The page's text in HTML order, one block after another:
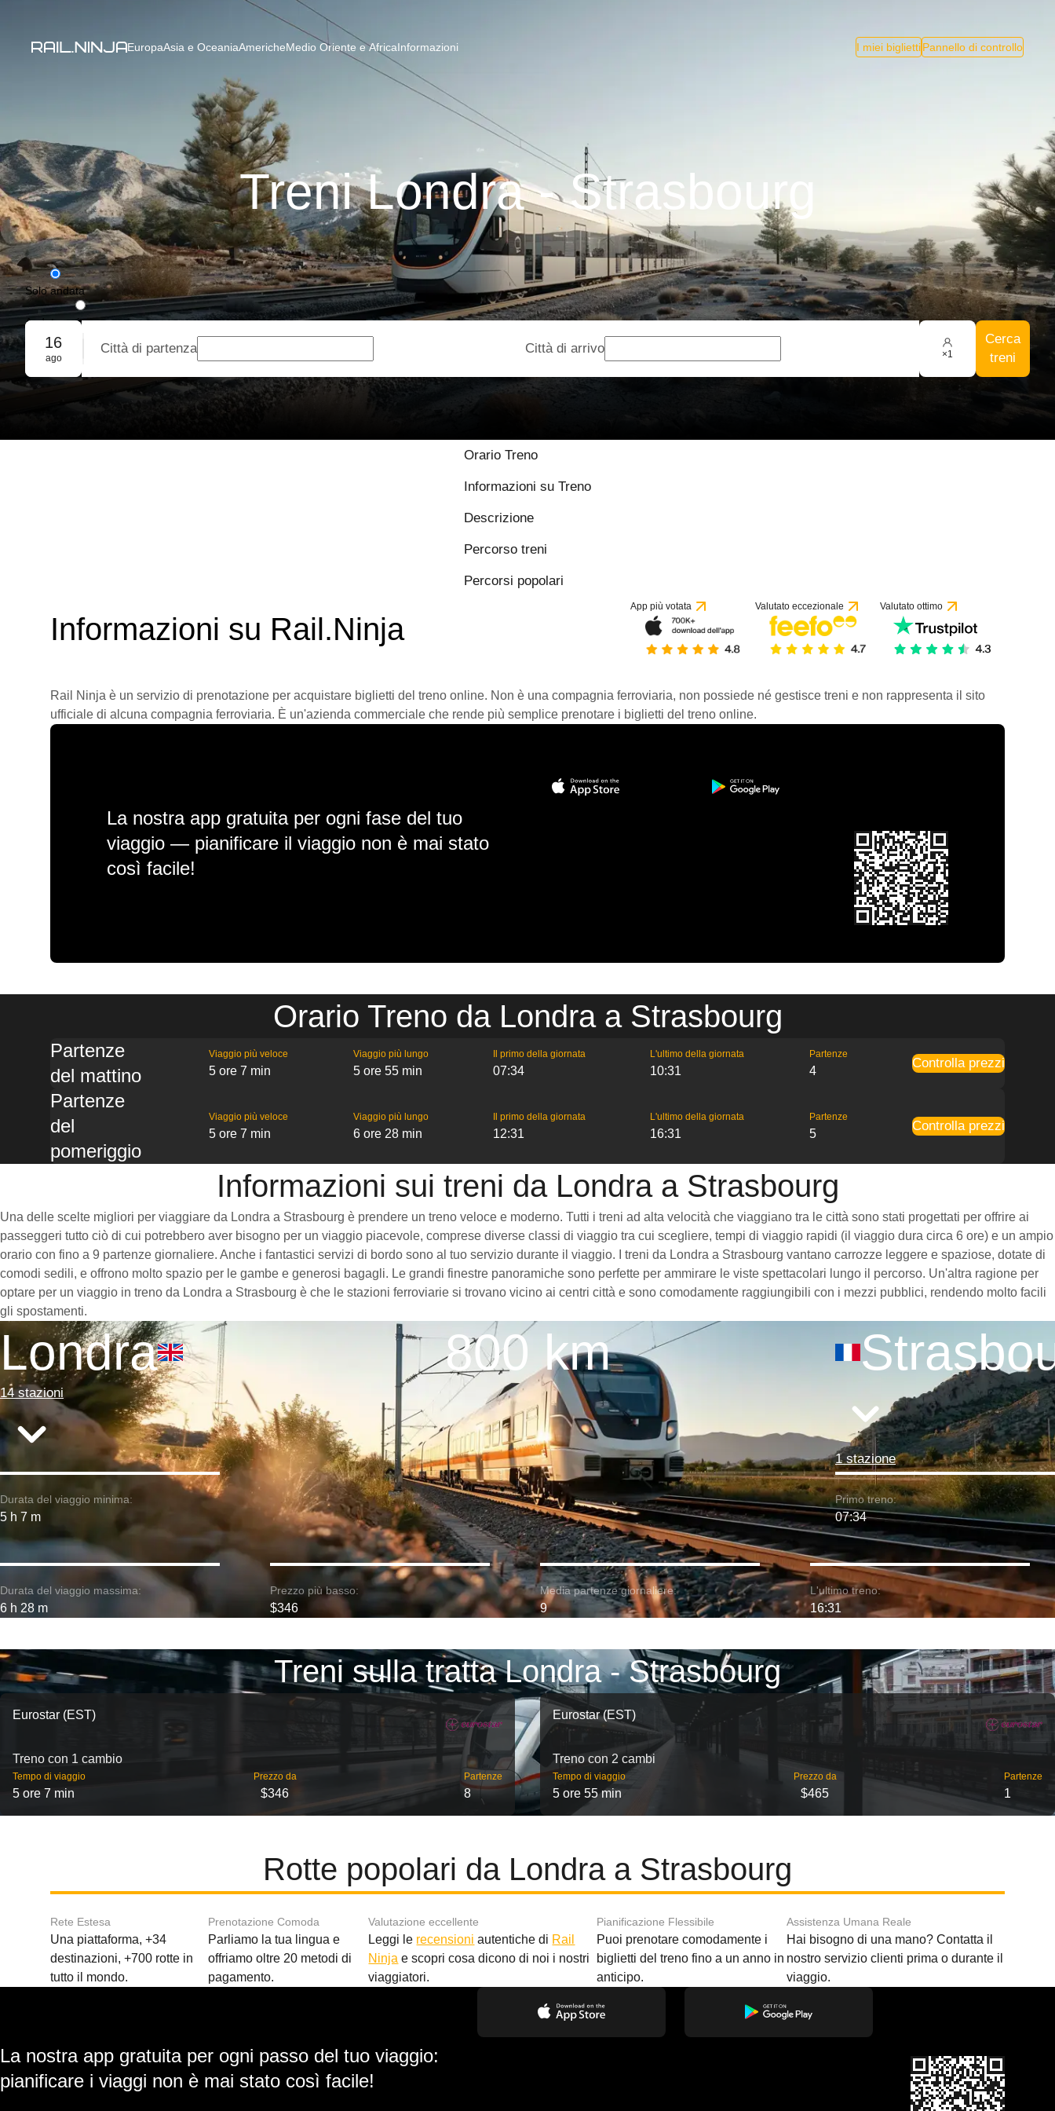
EuropaAsia e OceaniaAmericheMedio Oriente e AfricaInformazioni I miei bigliettiPannello di controllo
Treni Londra - Strasbourg
Solo andata
Andata e ritorno
Prenotazione di gruppo
16
ago
Città di partenza Città di arrivo ×1
Cerca
treni
Orario Treno
Informazioni su Treno
Descrizione
Percorso treni
Percorsi popolari
Informazioni su Rail.Ninja
App più votata Valutato eccezionale Valutato ottimo
Rail Ninja è un servizio di prenotazione per acquistare biglietti del treno online. Non è una compagnia ferroviaria, non possiede né gestisce treni e non rappresenta il sito
ufficiale di alcuna compagnia ferroviaria. È un'azienda commerciale che rende più semplice prenotare i biglietti del treno online.
La nostra app gratuita per ogni fase del tuo
viaggio — pianificare il viaggio non è mai stato
così facile!
Orario Treno da Londra a Strasbourg
Partenze
del mattino
Viaggio più veloce
5 ore 7 min
Viaggio più lungo
5 ore 55 min
Il primo della giornata
07:34
L'ultimo della giornata
10:31
Partenze
4
Controlla prezzi
Partenze
del
pomeriggio
Viaggio più veloce
5 ore 7 min
Viaggio più lungo
6 ore 28 min
Il primo della giornata
12:31
L'ultimo della giornata
16:31
Partenze
5
Controlla prezzi
Informazioni sui treni da Londra a Strasbourg
Una delle scelte migliori per viaggiare da Londra a Strasbourg è prendere un treno veloce e moderno. Tutti i treni ad alta velocità che viaggiano tra le città sono stati progettati per offrire ai
passeggeri tutto ciò di cui potrebbero aver bisogno per un viaggio piacevole, comprese diverse classi di viaggio tra cui scegliere, tempi di viaggio rapidi (il viaggio dura circa 6 ore) e un ampio
orario con fino a 9 partenze giornaliere. Anche i fantastici servizi di bordo sono al tuo servizio durante il viaggio. I treni da Londra a Strasbourg vantano carrozze leggere e spaziose, dotate di
comodi sedili, e offrono molto spazio per le gambe e generosi bagagli. Le grandi finestre panoramiche sono perfette per ammirare le viste spettacolari lungo il percorso. Un'altra ragione per
optare per un viaggio in treno da Londra a Strasbourg è che le stazioni ferroviarie si trovano vicino ai centri città e sono comodamente raggiungibili con i mezzi pubblici, rendendo molto facili
gli spostamenti.
Londra
14 stazioni
800 km
1 stazione
Durata del viaggio minima:
5 h 7 m
Primo treno:
07:34
Durata del viaggio massima:
6 h 28 m
Prezzo più basso:
$346
Media partenze giornaliere:
9
L'ultimo treno:
16:31
Treni sulla tratta Londra - Strasbourg
Eurostar (EST)
Treno con 1 cambio
Tempo di viaggio
5 ore 7 min
Prezzo da
$346
Partenze
8
Eurostar (EST)
Treno con 2 cambi
Tempo di viaggio
5 ore 55 min
Prezzo da
$465
Partenze
1
Rotte popolari da Londra a Strasbourg
Rete Estesa
Una piattaforma, +34
destinazioni, +700 rotte in
tutto il mondo.
Prenotazione Comoda
Parliamo la tua lingua e
offriamo oltre 20 metodi di
pagamento.
Valutazione eccellente
Leggi le recensioni autentiche di Rail
Ninja e scopri cosa dicono di noi i nostri
viaggiatori.
Pianificazione Flessibile
Puoi prenotare comodamente i
biglietti del treno fino a un anno in
anticipo.
Assistenza Umana Reale
Hai bisogno di una mano? Contatta il
nostro servizio clienti prima o durante il
viaggio.
La nostra app gratuita per ogni passo del tuo viaggio:
pianificare i viaggi non è mai stato così facile!